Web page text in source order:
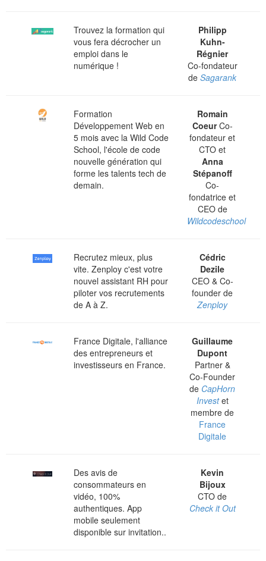
Trouvez la formation qui
vous fera décrocher un
emploi dans le
numérique !
Philipp
Kuhn-
Régnier
Co-fondateur
deSagarank
Formation
Développement Web en
5 mois avec la Wild Code
School, l'école de code
nouvelle génération qui
forme les talents tech de
demain.
Romain
CoeurCo-
fondateur et
CTO et
Anna
Stépanoff
Co-
fondatrice et
CEO de
Wildcodeschool
Recrutez mieux, plus
vite. Zenploy c'est votre
nouvel assistant RH pour
piloter vos recrutements
de A à Z.
Cédric
Dezile
CEO & Co-
founder de
Zenploy
France Digitale, l'alliance
des entrepreneurs et
investisseurs en France.
Guillaume
Dupont
Partner &
Co-Founder
de CapHorn
Investet
membre de
France
Digitale
Des avis de
consommateurs en
vidéo, 100%
authentiques. App
mobile seulement
disponible sur invitation..
Kevin
Bijoux
CTO de
Check it Out